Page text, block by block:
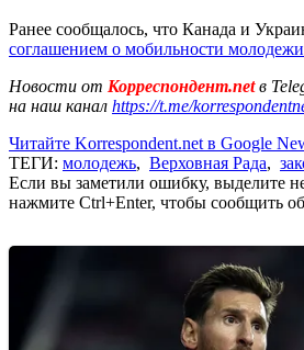
Ранее сообщалось, что Канада и
соглашением о мобильности
Новости от Корреспондент.netв
на наш канал https://t.me/
Читайте Korrespondent.net в Google
ТЕГИ: молодежь, Верховная Рада,
Если вы заметили ошибку, выделите
нажмите Ctrl+Enter, чтобы сообщить